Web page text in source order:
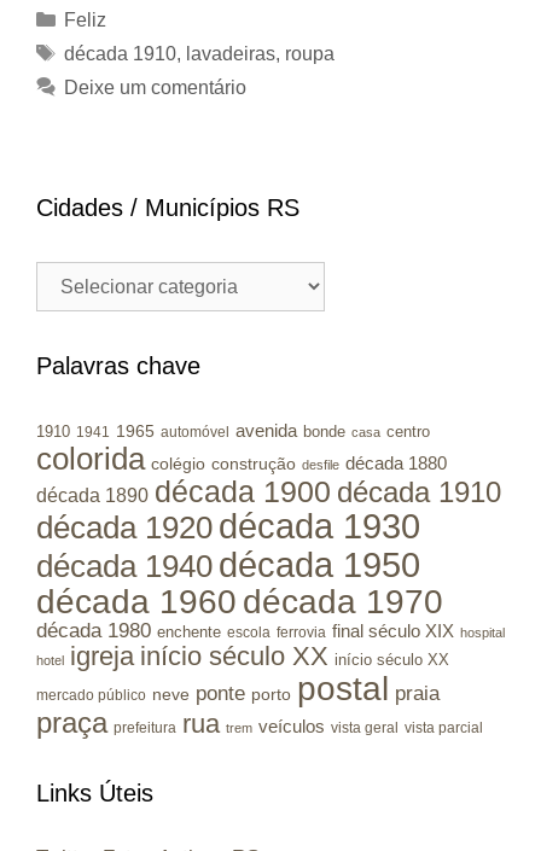
Categorias
Feliz
Tags
década 1910, lavadeiras, roupa
Deixe um comentário
Cidades / Municípios RS
Cidades
Municípios
Palavras chave
1910 1941 1965 automóvel avenida bonde casa centro
colorida colégio construção desfile década 1880
década 1890 década 1900 década 1910
década 1920 década 1930
década 1940 década 1950
década 1960 década 1970
década 1980 enchente escola ferrovia final século XIX hospital
hotel igreja início século XX início século XX
mercado público neve ponte porto postal praia
praça prefeitura rua trem veículos vista geral vista parcial
Links Úteis